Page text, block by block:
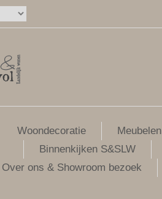
Woondecoratie Meubelen
Binnenkijken S&SLW
Over ons & Showroom bezoek